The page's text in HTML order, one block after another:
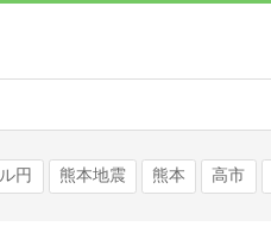
ル円 熊本地震 熊本 高市